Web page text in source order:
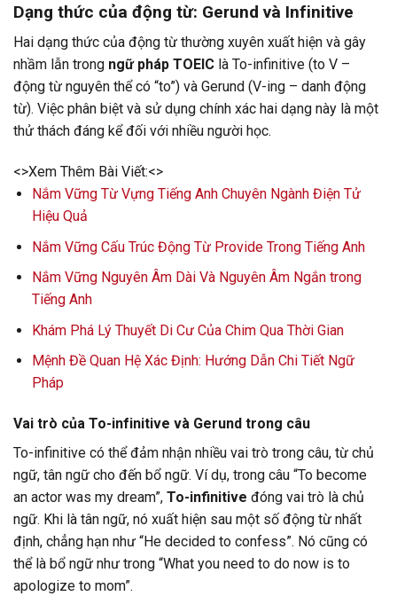
Dạng thức của động từ: Gerund và Infinitive
Hai dạng thức của động từ thường xuyên xuất hiện và gây
nhầm lẫn trong ngữ pháp TOEIC là To-infinitive (to V –
động từ nguyên thể có “to”) và Gerund (V-ing – danh động
từ). Việc phân biệt và sử dụng chính xác hai dạng này là một
thử thách đáng kể đối với nhiều người học.
<>Xem Thêm Bài Viết:<>
Nắm Vững Từ Vựng Tiếng Anh Chuyên Ngành Điện Tử
Hiệu Quả
Nắm Vững Cấu Trúc Động Từ Provide Trong Tiếng Anh
Nắm Vững Nguyên Âm Dài Và Nguyên Âm Ngắn trong
Tiếng Anh
Khám Phá Lý Thuyết Di Cư Của Chim Qua Thời Gian
Mệnh Đề Quan Hệ Xác Định: Hướng Dẫn Chi Tiết Ngữ
Pháp
Vai trò của To-infinitive và Gerund trong câu
To-infinitive có thể đảm nhận nhiều vai trò trong câu, từ chủ
ngữ, tân ngữ cho đến bổ ngữ. Ví dụ, trong câu “To become
an actor was my dream”, To-infinitive đóng vai trò là chủ
ngữ. Khi là tân ngữ, nó xuất hiện sau một số động từ nhất
định, chẳng hạn như “He decided to confess”. Nó cũng có
thể là bổ ngữ như trong “What you need to do now is to
apologize to mom”.